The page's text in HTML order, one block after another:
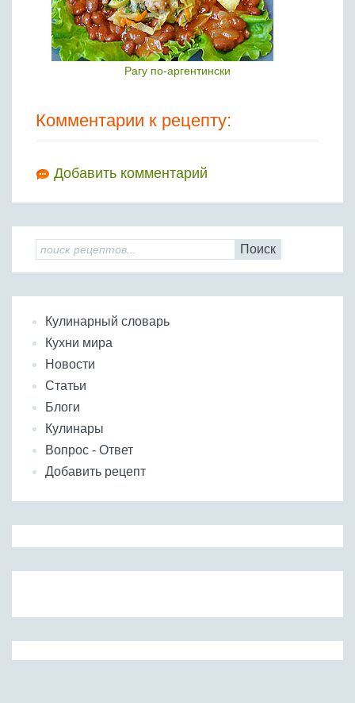
Рагу по-аргентински
Комментарии к рецепту:
Добавить комментарий
Поиск
Кулинарный словарь
Кухни мира
Новости
Статьи
Блоги
Кулинары
Вопрос - Ответ
Добавить рецепт